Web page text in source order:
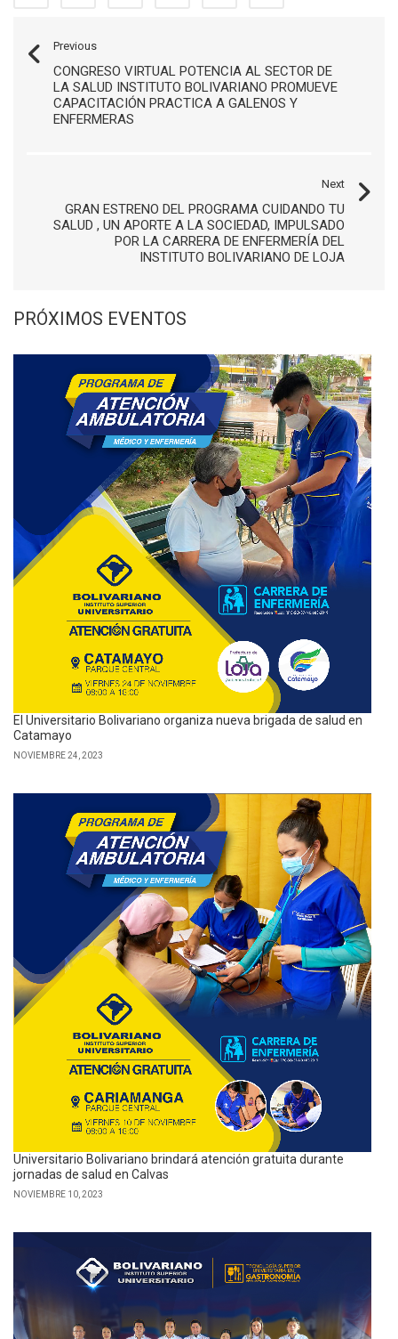
Previous
CONGRESO VIRTUAL POTENCIA AL SECTOR DE
LA SALUD INSTITUTO BOLIVARIANO PROMUEVE
CAPACITACIÓN PRACTICA A GALENOS Y
ENFERMERAS
Next
GRAN ESTRENO DEL PROGRAMA CUIDANDO TU
SALUD , UN APORTE A LA SOCIEDAD, IMPULSADO
POR LA CARRERA DE ENFERMERÍA DEL
INSTITUTO BOLIVARIANO DE LOJA
PRÓXIMOS EVENTOS
El Universitario Bolivariano organiza nueva brigada de salud en
Catamayo
NOVIEMBRE 24, 2023
Universitario Bolivariano brindará atención gratuita durante
jornadas de salud en Calvas
NOVIEMBRE 10, 2023